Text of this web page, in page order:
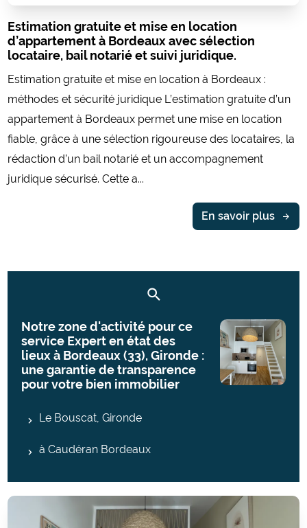
Estimation gratuite et mise en location
d’appartement à Bordeaux avec sélection
locataire, bail notarié et suivi juridique.
Estimation gratuite et mise en location à Bordeaux :
méthodes et sécurité juridique L’estimation gratuite d’un
appartement à Bordeaux permet une mise en location
fiable, grâce à une sélection rigoureuse des locataires, la
rédaction d’un bail notarié et un accompagnement
juridique sécurisé. Cette a...
En savoir plus
Notre zone d'activité pour ce
service Expert en état des
lieux à Bordeaux (33), Gironde :
une garantie de transparence
pour votre bien immobilier
Le Bouscat, Gironde
à Caudéran Bordeaux